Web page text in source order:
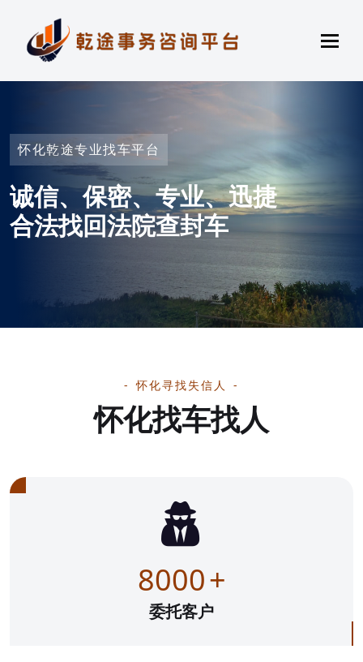
怀化乾途专业找车平台
诚信、保密、专业、迅捷
合法找回法院查封车
怀化寻找失信人
怀化找车找人
8000+
委托客户